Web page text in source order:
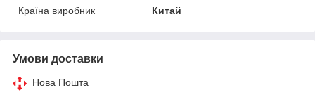
Країна виробник
Китай
Умови доставки
Нова Пошта